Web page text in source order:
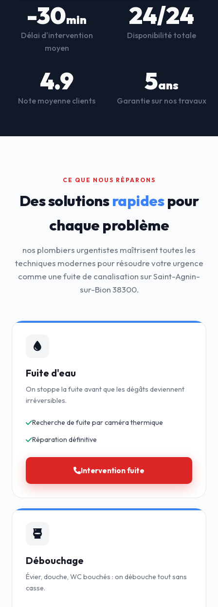
-30min
Délai d'intervention
moyen
24/24
Disponibilité totale
4.9
Note moyenne clients
5ans
Garantie sur nos travaux
CE QUE NOUS RÉPARONS
Des solutionsrapidespour
chaque problème
nos plombiers urgentistes maîtrisent toutes les
techniques modernes pour résoudre votre urgence
comme une fuite de canalisation sur Saint-Agnin-
sur-Bion 38300.
Fuite d'eau
On stoppe la fuite avant que les dégâts deviennent
irréversibles.
Recherche de fuite par caméra thermique
Réparation définitive
Intervention fuite
Débouchage
Évier, douche, WC bouchés : on débouche tout sans
casse.